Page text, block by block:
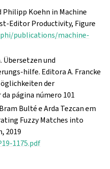
Philipp Koehn in Machine
Editor Productivity, Figure
publications/machine-
Übersetzen und
hilfe. Editora A. Francke
der
página número 101
Bulté e Arda Tezcan em
Fuzzy Matches into
2019
1175.pdf